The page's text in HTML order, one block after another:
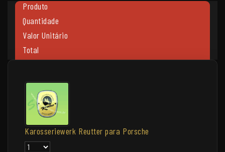
Produto
Quantidade
Valor Unitário
Total
Karosseriewerk Reutter para Porsche